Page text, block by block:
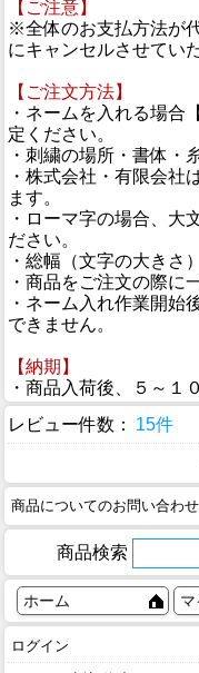
【ご注意】
※全体のお支払方法が
にキャンセルさせてい
【ご注文方法】
・ネームを入れる場合
定ください。
・刺繍の場所・書体・
・株式会社・有限会社
ます。
・ローマ字の場合、大
ださい。
・総幅（文字の大きさ
・商品をご注文の際に
・ネーム入れ作業開始
できません。
【納期】
・商品入荷後、５～１
レビュー件数：
15件
商品についてのお問い合わせ
商品検索
ホーム
ログイン